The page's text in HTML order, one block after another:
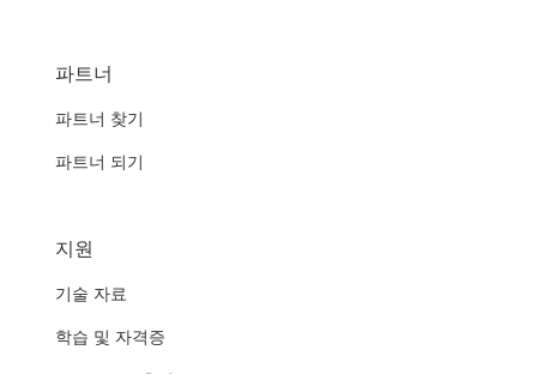
파트너
파트너 찾기
파트너 되기
지원
기술 자료
학습 및 자격증